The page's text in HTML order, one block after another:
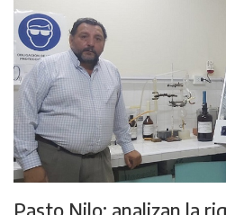
Pasto Nilo: analizan la